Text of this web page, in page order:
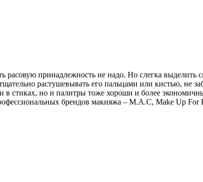
принадлежность не надо. Но слегка выделить
растушевывать его пальцами или кистью, не
в стиках, но и палитры тоже хороши и более
брендов макияжа – M.А.С, Make Up For